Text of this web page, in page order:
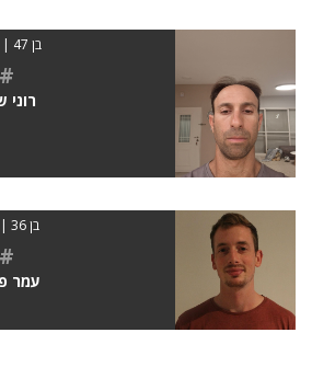
בן 47 | 1.73
#
רוני
בן 36 | 190
#
עמר